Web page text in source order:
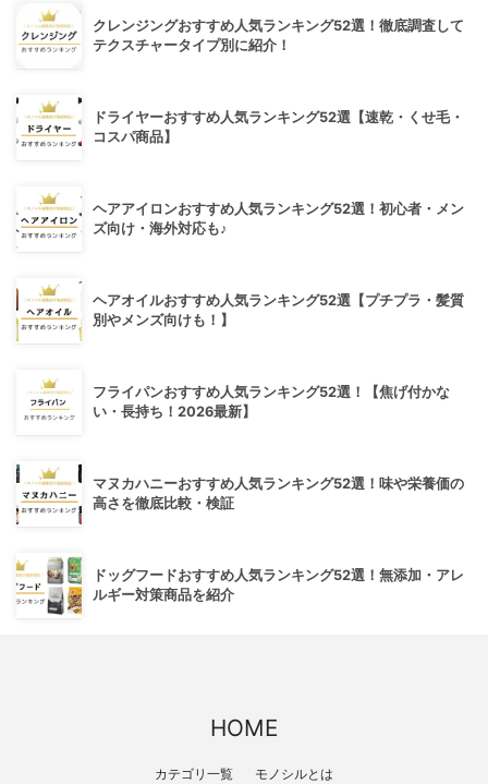
クレンジングおすすめ人気ランキング52選！徹底調査して
テクスチャータイプ別に紹介！
ドライヤーおすすめ人気ランキング52選【速乾・くせ毛・
コスパ商品】
ヘアアイロンおすすめ人気ランキング52選！初心者・メン
ズ向け・海外対応も♪
ヘアオイルおすすめ人気ランキング52選【プチプラ・髪質
別やメンズ向けも！】
フライパンおすすめ人気ランキング52選！【焦げ付かな
い・長持ち！2026最新】
マヌカハニーおすすめ人気ランキング52選！味や栄養価の
高さを徹底比較・検証
ドッグフードおすすめ人気ランキング52選！無添加・アレ
ルギー対策商品を紹介
HOME
カテゴリ一覧 モノシルとは